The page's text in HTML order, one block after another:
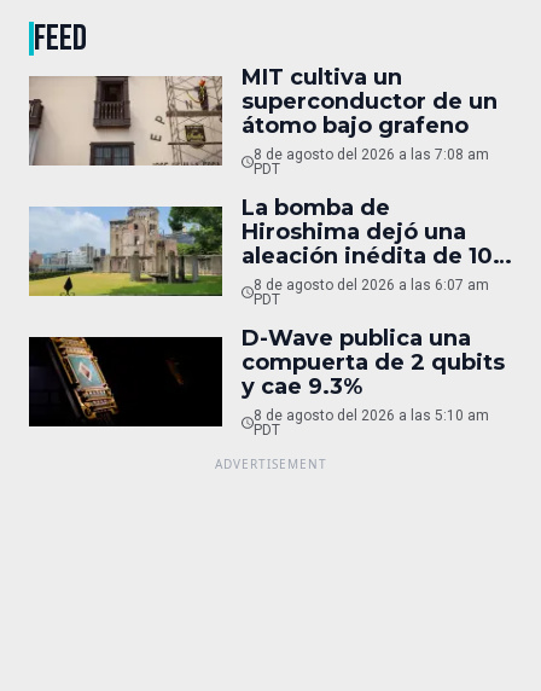
FEED
MIT cultiva un
superconductor de un
átomo bajo grafeno
8 de agosto del 2026 a las 7:08 am
PDT
La bomba de
Hiroshima dejó una
aleación inédita de 10
micras
8 de agosto del 2026 a las 6:07 am
PDT
D-Wave publica una
compuerta de 2 qubits
y cae 9.3%
8 de agosto del 2026 a las 5:10 am
PDT